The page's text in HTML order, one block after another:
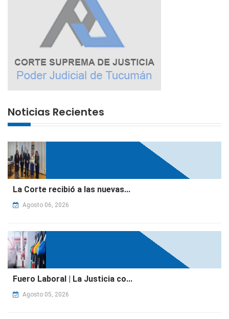
Noticias Recientes
La Corte recibió a las nuevas...
Agosto 06, 2026
Fuero Laboral | La Justicia co...
Agosto 05, 2026